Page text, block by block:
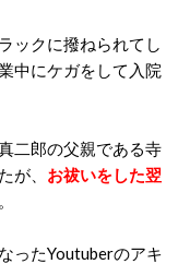
ックに撥ねられてし
中にケガをして入院
二郎の父親である寺
が、 お祓いをした翌
ったYoutuberのアキ